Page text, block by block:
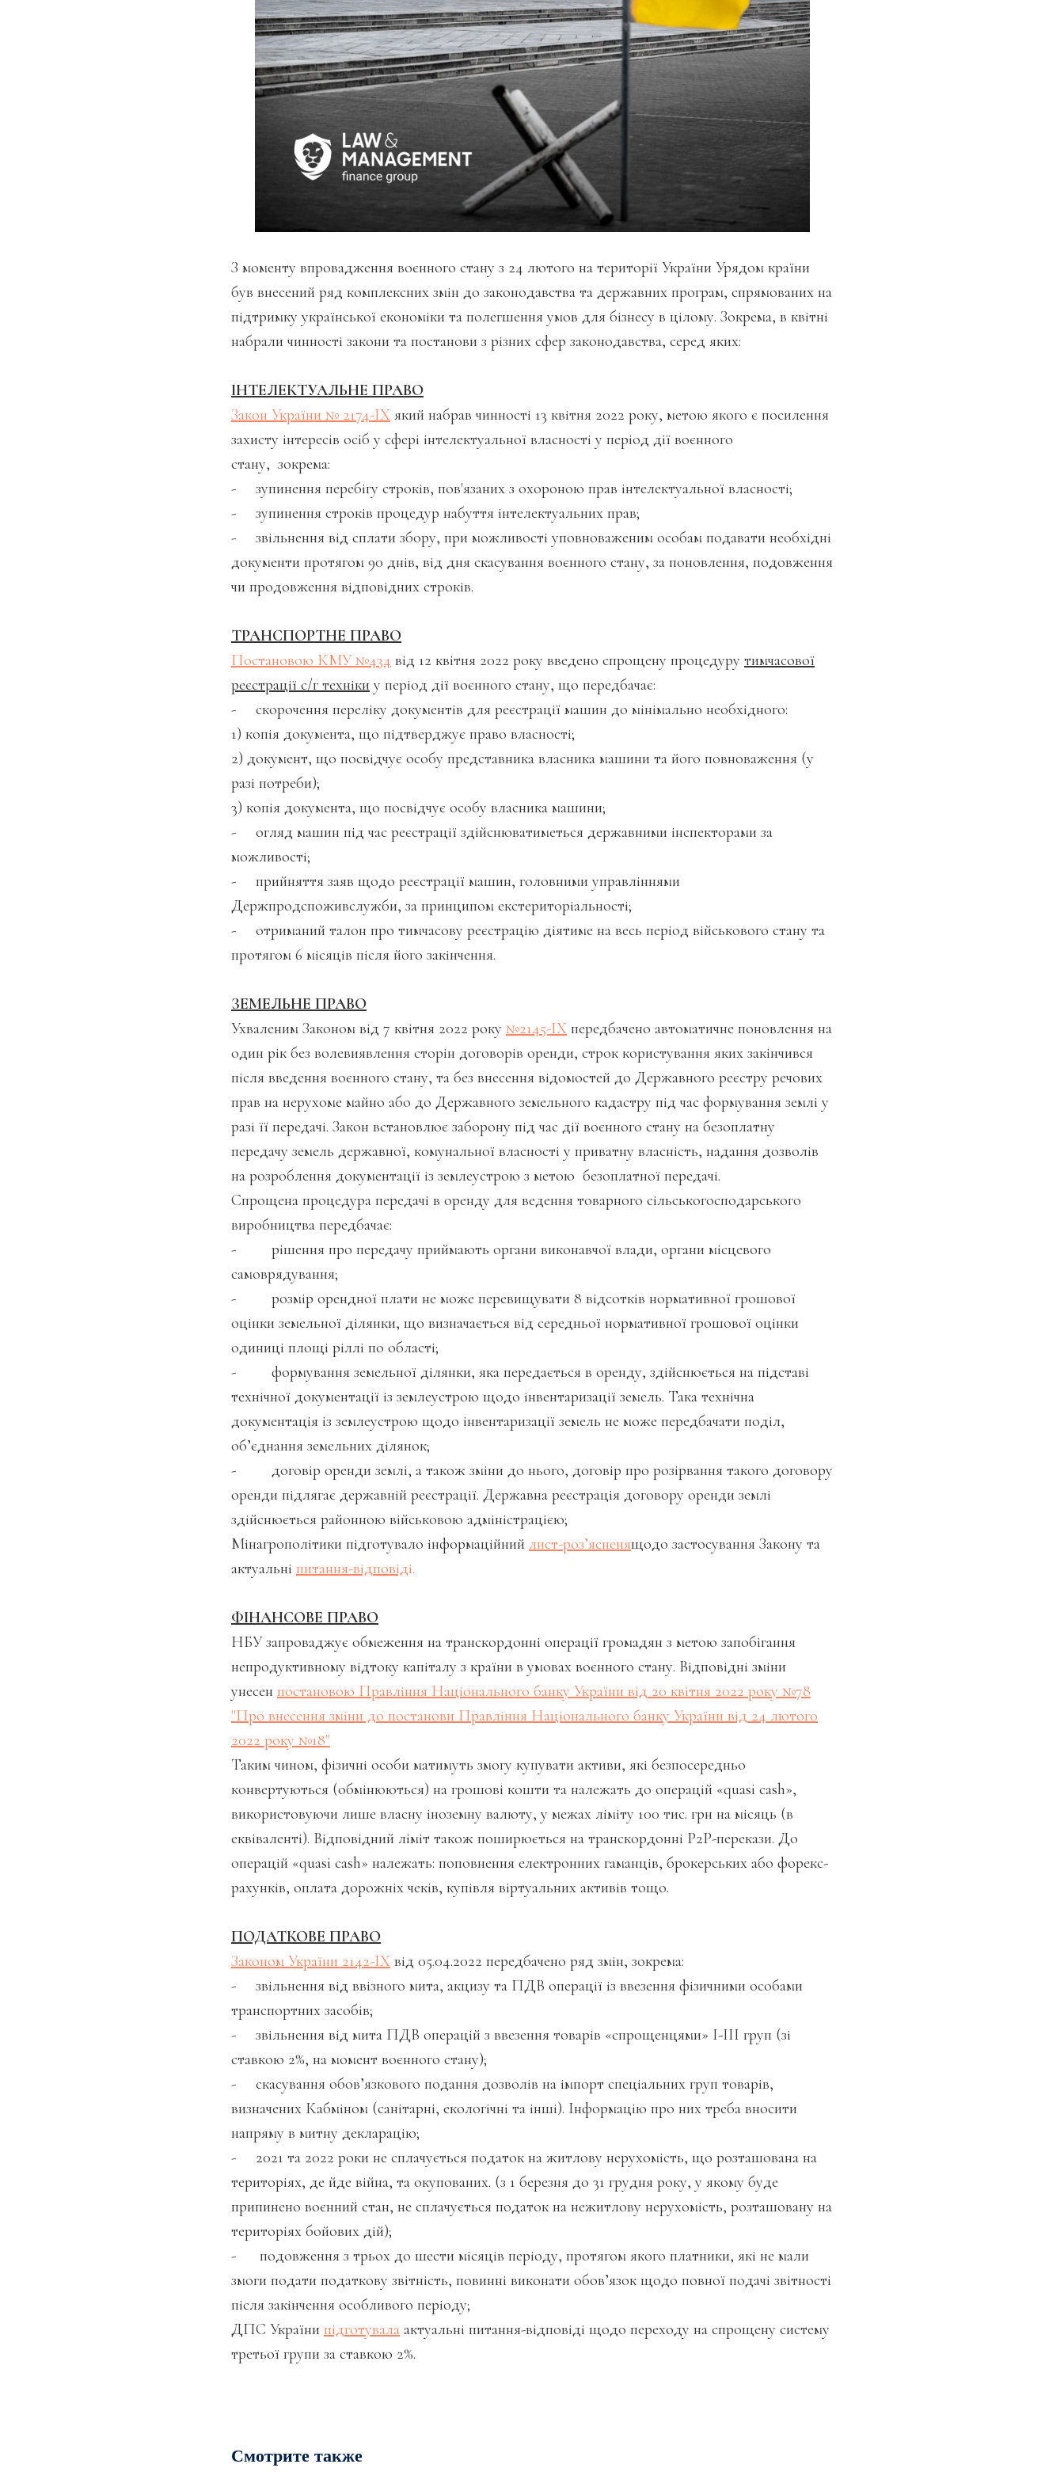
З моменту впровадження воєнного стану з 24 лютого на території України Урядом країни
був внесений ряд комплексних змін до законодавства та державних програм, спрямованих на
підтримку української економіки та полегшення умов для бізнесу в цілому. Зокрема, в квітні
набрали чинності закони та постанови з різних сфер законодавства, серед яких:
ІНТЕЛЕКТУАЛЬНЕ ПРАВО
Закон України № 2174-IX який набрав чинності 13 квітня 2022 року, метою якого є посилення
захисту інтересів осіб у сфері інтелектуальної власності у період дії воєнного
стану, зокрема:
- зупинення перебігу строків, пов'язаних з охороною прав інтелектуальної власності;
- зупинення строків процедур набуття інтелектуальних прав;
- звільнення від сплати збору, при можливості уповноваженим особам подавати необхідні
документи протягом 90 днів, від дня скасування воєнного стану, за поновлення, подовження
чи продовження відповідних строків.
ТРАНСПОРТНЕ ПРАВО
Постановою КМУ №434 від 12 квітня 2022 року введено спрощену процедуру тимчасової
реєстрації с/г техніки у період дії воєнного стану, що передбачає:
- скорочення переліку документів для реєстрації машин до мінімально необхідного:
1) копія документа, що підтверджує право власності;
2) документ, що посвідчує особу представника власника машини та його повноваження (у
разі потреби);
3) копія документа, що посвідчує особу власника машини;
- огляд машин під час реєстрації здійснюватиметься державними інспекторами за
можливості;
- прийняття заяв щодо реєстрації машин, головними управліннями
Держпродспоживслужби, за принципом екстериторіальності;
- отриманий талон про тимчасову реєстрацію діятиме на весь період військового стану та
протягом 6 місяців після його закінчення.
ЗЕМЕЛЬНЕ ПРАВО
Ухваленим Законом від 7 квітня 2022 року №2145-IX передбачено автоматичне поновлення на
один рік без волевиявлення сторін договорів оренди, строк користування яких закінчився
після введення воєнного стану, та без внесення відомостей до Державного реєстру речових
прав на нерухоме майно або до Державного земельного кадастру під час формування землі у
разі її передачі. Закон встановлює заборону під час дії воєнного стану на безоплатну
передачу земель державної, комунальної власності у приватну власність, надання дозволів
на розроблення документації із землеустрою з метою безоплатної передачі.
Спрощена процедура передачі в оренду для ведення товарного сільськогосподарського
виробництва передбачає:
- рішення про передачу приймають органи виконавчої влади, органи місцевого
самоврядування;
- розмір орендної плати не може перевищувати 8 відсотків нормативної грошової
оцінки земельної ділянки, що визначається від середньої нормативної грошової оцінки
одиниці площі ріллі по області;
- формування земельної ділянки, яка передається в оренду, здійснюється на підставі
технічної документації із землеустрою щодо інвентаризації земель. Така технічна
документація із землеустрою щодо інвентаризації земель не може передбачати поділ,
об’єднання земельних ділянок;
- договір оренди землі, а також зміни до нього, договір про розірвання такого договору
оренди підлягає державній реєстрації. Державна реєстрація договору оренди землі
здійснюється районною військовою адміністрацією;
Мінагрополітики підготувало інформаційний лист-роз’ясненящодо застосування Закону та
актуальні питання-відповіді.
ФІНАНСОВЕ ПРАВО
НБУ запроваджує обмеження на транскордонні операції громадян з метою запобігання
непродуктивному відтоку капіталу з країни в умовах воєнного стану. Відповідні зміни
унесен постановою Правління Національного банку України від 20 квітня 2022 року №78
"Про внесення зміни до постанови Правління Національного банку України від 24 лютого
2022 року №18"
Таким чином, фізичні особи матимуть змогу купувати активи, які безпосередньо
конвертуються (обмінюються) на грошові кошти та належать до операцій «quasi cash»,
використовуючи лише власну іноземну валюту, у межах ліміту 100 тис. грн на місяць (в
еквіваленті). Відповідний ліміт також поширюється на транскордонні P2P-перекази. До
операцій «quasi cash» належать: поповнення електронних гаманців, брокерських або форекс-
рахунків, оплата дорожніх чеків, купівля віртуальних активів тощо.
ПОДАТКОВЕ ПРАВО
Законом України 2142-IX від 05.04.2022 передбачено ряд змін, зокрема:
- звільнення від ввізного мита, акцизу та ПДВ операції із ввезення фізичними особами
транспортних засобів;
- звільнення від мита ПДВ операцій з ввезення товарів «спрощенцями» І-ІІІ груп (зі
ставкою 2%, на момент воєнного стану);
- скасування обов’язкового подання дозволів на імпорт спеціальних груп товарів,
визначених Кабміном (санітарні, екологічні та інші). Інформацію про них треба вносити
напряму в митну декларацію;
- 2021 та 2022 роки не сплачується податок на житлову нерухомість, що розташована на
територіях, де йде війна, та окупованих. (з 1 березня до 31 грудня року, у якому буде
припинено воєнний стан, не сплачується податок на нежитлову нерухомість, розташовану на
територіях бойових дій);
- подовження з трьох до шести місяців періоду, протягом якого платники, які не мали
змоги подати податкову звітність, повинні виконати обов’язок щодо повної подачі звітності
після закінчення особливого періоду;
ДПС України підготувала актуальні питання-відповіді щодо переходу на спрощену систему
третьої групи за ставкою 2%.
Смотрите также